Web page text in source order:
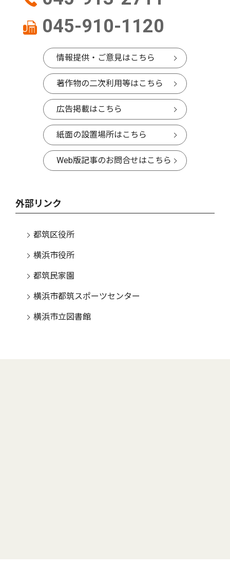
045-910-1120
情報提供・ご意見はこちら
著作物の二次利用等はこちら
広告掲載はこちら
紙面の設置場所はこちら
Web版記事のお問合せはこちら
外部リンク
都筑区役所
横浜市役所
都筑民家園
横浜市都筑スポーツセンター
横浜市立図書館